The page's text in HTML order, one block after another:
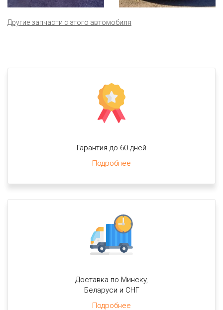
Другие запчасти с этого автомобиля
Гарантия до 60 дней
Подробнее
Доставка по Минску,
Беларуси и СНГ
Подробнее